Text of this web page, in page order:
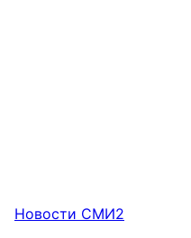
Новости СМИ2